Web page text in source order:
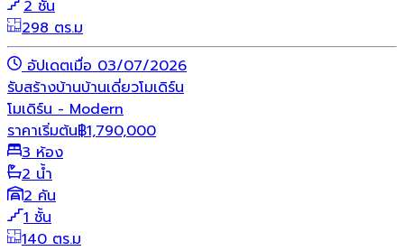
2 ชั้น
298 ตร.ม
อัปเดตเมื่อ 03/07/2026
รับสร้างบ้านบ้านเดี่ยวโมเดิร์น
โมเดิร์น - Modern
ราคาเริ่มต้น฿1,790,000
3 ห้อง
2 น้ำ
2 คัน
1 ชั้น
140 ตร.ม